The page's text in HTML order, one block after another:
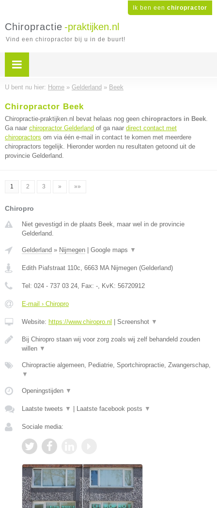
Ik ben een chiropractor
Chiropractie -praktijken.nl
Vind een chiropractor bij u in de buurt!
U bent nu hier: Home » Gelderland » Beek
Chiropractor Beek
Chiropractie-praktijken.nl bevat helaas nog geen chiropractors in Beek.
Ga naar chiropractor Gelderland of ga naar direct contact met
chiropractors om via één e-mail in contact te komen met meerdere
chiropractors tegelijk. Hieronder worden nu resultaten getoond uit de
provincie Gelderland.
1 2 3 » »»
Chiropro
Niet gevestigd in de plaats Beek, maar wel in de provincie
Gelderland.
Gelderland » Nijmegen Google maps ▼
Edith Piafstraat 110c, 6663 MA Nijmegen (Gelderland)
Tel: 024 - 737 03 24, Fax: -, KvK: 56720912
E-mail › Chiropro
Website: https://www.chiropro.nl Screenshot ▼
Bij Chiropro staan wij voor zorg zoals wij zelf behandeld zouden
willen ▼
Chiropractie algemeen, Pediatrie, Sportchiropractie, Zwangerschap,
▼
Openingstijden ▼
Laatste tweets ▼ Laatste facebook posts ▼
Sociale media: